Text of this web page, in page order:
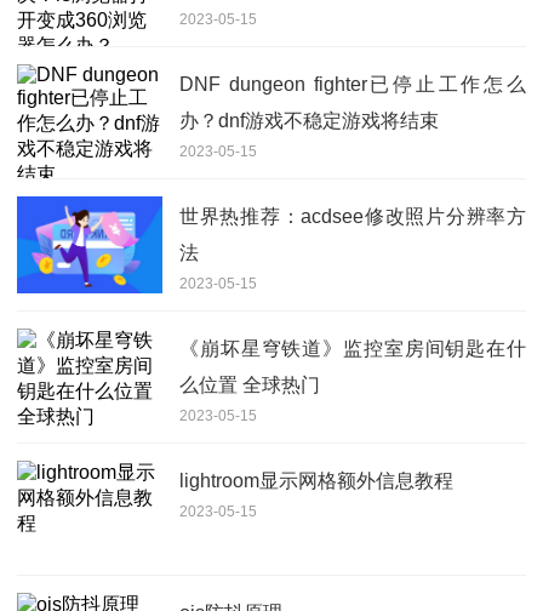
2023-05-15
DNF dungeon fighter已停止工作怎么
办？dnf游戏不稳定游戏将结束
2023-05-15
世界热推荐：acdsee修改照片分辨率方
法
2023-05-15
《崩坏星穹铁道》监控室房间钥匙在什
么位置 全球热门
2023-05-15
lightroom显示网格额外信息教程
2023-05-15